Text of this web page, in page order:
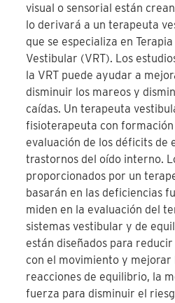
visual o sensorial están
lo derivará a un terapeuta
que se especializa en
Vestibular (VRT). Los
la VRT puede ayudar a
disminuir los mareos y
caídas. Un terapeuta
fisioterapeuta con
evaluación de los déficits de
trastornos del oído interno.
proporcionados por un
basarán en las deficiencias
miden en la evaluación del
sistemas vestibular y de
están diseñados para
con el movimiento y mejorar
reacciones de equilibrio, la
fuerza para disminuir el